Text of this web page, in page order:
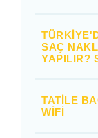
SAÇ
YAPILIR?
TATILE
WIFI